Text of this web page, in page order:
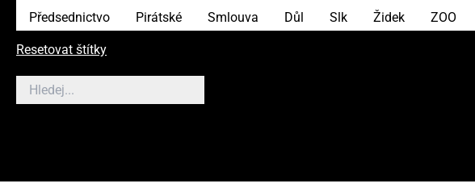
Předsednictvo
Pirátské Smlouva Důl Slk Židek ZOO
Resetovat štítky